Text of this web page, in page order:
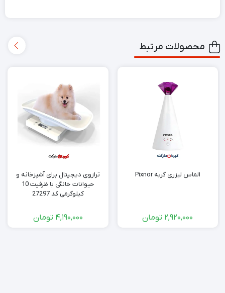
محصولات مرتبط
الماس لیزری گربه Pixnor
2,920,000 تومان
ترازوی دیجیتال برای آشپزخانه و
حیوانات خانگی با ظرفیت 10
کیلوگرمی کد 27297
4,190,000 تومان